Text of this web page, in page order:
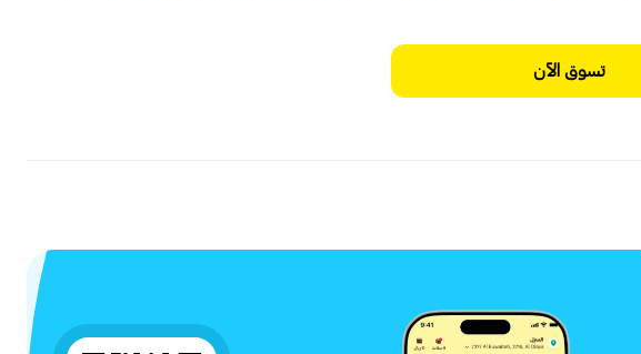
تسوق الآن